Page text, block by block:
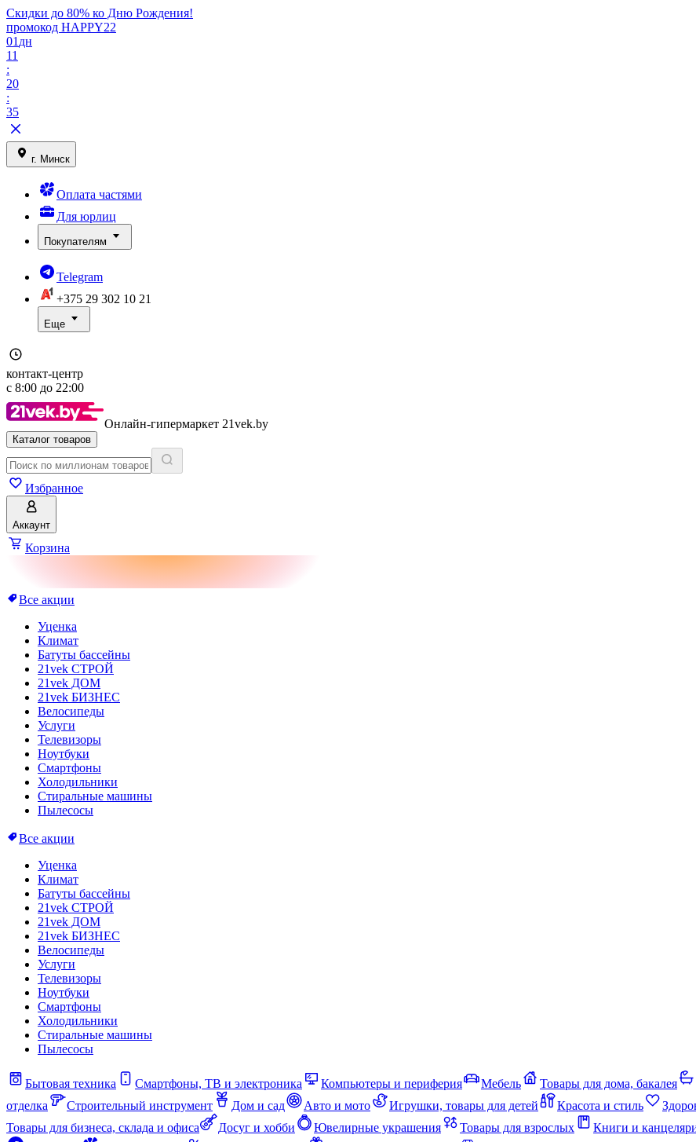
Скидки до 80% ко Дню Рождения!
промокод HAPPY22
01 дн
11
:
20
:
35
г. Минск
Оплата частями
Для юрлиц
Покупателям
Telegram
+375 29 302 10 21
Еще
контакт-центр
с 8:00 до 22:00
Онлайн-гипермаркет 21vek.by
Каталог товаров
Избранное
Аккаунт
Корзина
Все акции
Уценка
Климат
Батуты бассейны
21vek СТРОЙ
21vek ДОМ
21vek БИЗНЕС
Велосипеды
Услуги
Телевизоры
Ноутбуки
Смартфоны
Холодильники
Стиральные машины
Пылесосы
Все акции
Уценка
Климат
Батуты бассейны
21vek СТРОЙ
21vek ДОМ
21vek БИЗНЕС
Велосипеды
Услуги
Телевизоры
Ноутбуки
Смартфоны
Холодильники
Стиральные машины
Пылесосы
Бытовая техника Смартфоны, ТВ и электроника Компьютеры и периферия Мебель Товары для дома, бакалея
отделка
Строительный инструмент Дом и сад Авто и мото Игрушки, товары для детей Красота и стиль
Товары для бизнеса, склада и офиса
Досуг и хобби Ювелирные украшения Товары для взрослых Книги и